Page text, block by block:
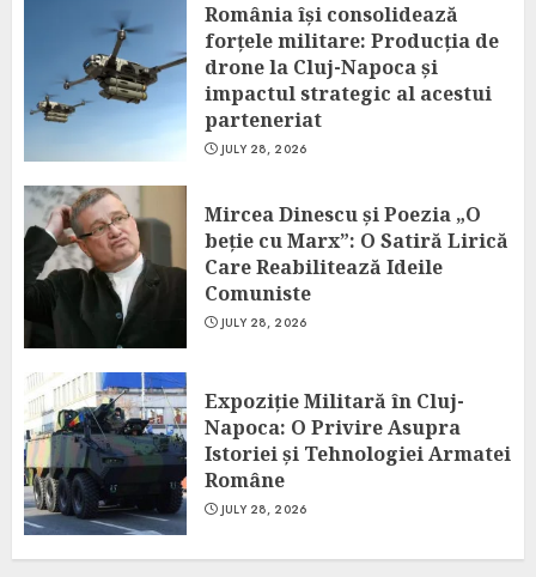
România își consolidează
forțele militare: Producția de
drone la Cluj-Napoca și
impactul strategic al acestui
parteneriat
JULY 28, 2026
Mircea Dinescu și Poezia „O
beție cu Marx”: O Satiră Lirică
Care Reabilitează Ideile
Comuniste
JULY 28, 2026
Expoziție Militară în Cluj-
Napoca: O Privire Asupra
Istoriei și Tehnologiei Armatei
Române
JULY 28, 2026